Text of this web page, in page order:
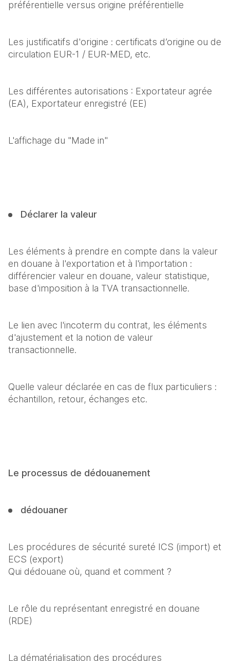
préférentielle versus origine préférentielle
Les justificatifs d'origine : certificats d’origine ou de
circulation EUR-1 / EUR-MED, etc.
Les différentes autorisations : Exportateur agrée
(EA), Exportateur enregistré (EE)
L'affichage du "Made in"
Déclarer la valeur
Les éléments à prendre en compte dans la valeur
en douane à l'exportation et à l'importation :
différencier valeur en douane, valeur statistique,
base d'imposition à la TVA transactionnelle.
Le lien avec l'incoterm du contrat, les éléments
d'ajustement et la notion de valeur
transactionnelle.
Quelle valeur déclarée en cas de flux particuliers :
échantillon, retour, échanges etc.
Le processus de dédouanement
dédouaner
Les procédures de sécurité sureté ICS (import) et
ECS (export)
Qui dédouane où, quand et comment ?
Le rôle du représentant enregistré en douane
(RDE)
La dématérialisation des procédures